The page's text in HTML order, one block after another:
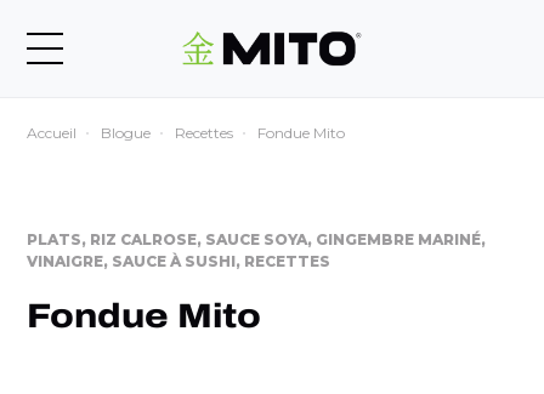
Accueil Blogue Recettes Fondue Mito
PLATS, RIZ CALROSE, SAUCE SOYA, GINGEMBRE MARINÉ,
VINAIGRE, SAUCE À SUSHI, RECETTES
Fondue Mito